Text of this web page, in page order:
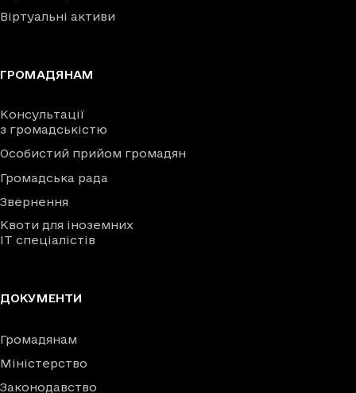
Віртуальні активи
ГРОМАДЯНАМ
Консультації
з громадськістю
Особистий прийом громадян
Громадська рада
Звернення
Квоти для іноземних
IT спеціалістів
ДОКУМЕНТИ
Громадянам
Міністерство
Законодавство